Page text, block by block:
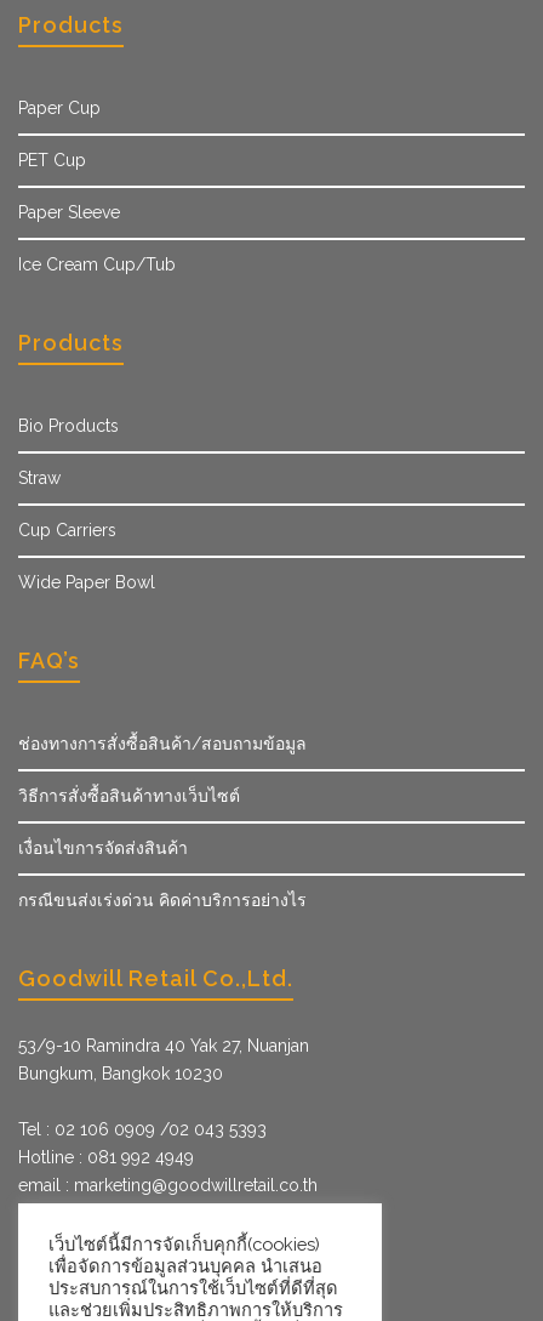
Products
Paper Cup
PET Cup
Paper Sleeve
Ice Cream Cup/Tub
Products
Bio Products
Straw
Cup Carriers
Wide Paper Bowl
FAQ’s
ช่องทางการสั่งซื้อสินค้า/สอบถามข้อมูล
วิธีการสั่งซื้อสินค้าทางเว็บไซต์
เงื่อนไขการจัดส่งสินค้า
กรณีขนส่งเร่งด่วน คิดค่าบริการอย่างไร
Goodwill Retail Co.,Ltd.
53/9­-10 Ramindra 40 Yak 27, Nuanjan
Bungkum, Bangkok 10230
Tel : 02 106 0909 /02 043 5393
Hotline : 081 992 4949
email : marketing@goodwillretail.co.th
FB : gwretail
เว็บไซต์นี้มีการจัดเก็บคุกกี้(cookies)
เพื่อจัดการข้อมูลส่วนบุคคล นำเสนอ
ประสบการณ์ในการใช้เว็บไซต์ที่ดีที่สุด
และช่วยเพิ่มประสิทธิภาพการให้บริการ